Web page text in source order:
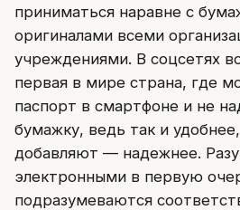
приниматься наравне с
оригиналами всеми
учреждениями. В соцсетях
первая в мире страна, где
паспорт в смартфоне и не
бумажку, ведь так и
добавляют — надежнее.
электронными в первую
подразумеваются